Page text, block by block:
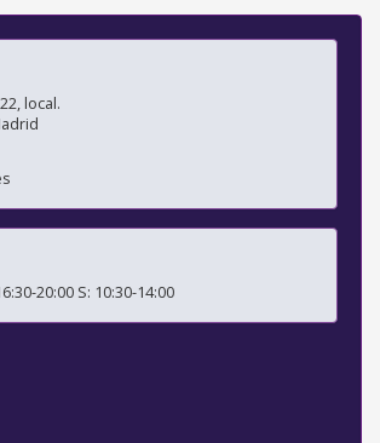
local.
20:00 S: 10:30-14:00